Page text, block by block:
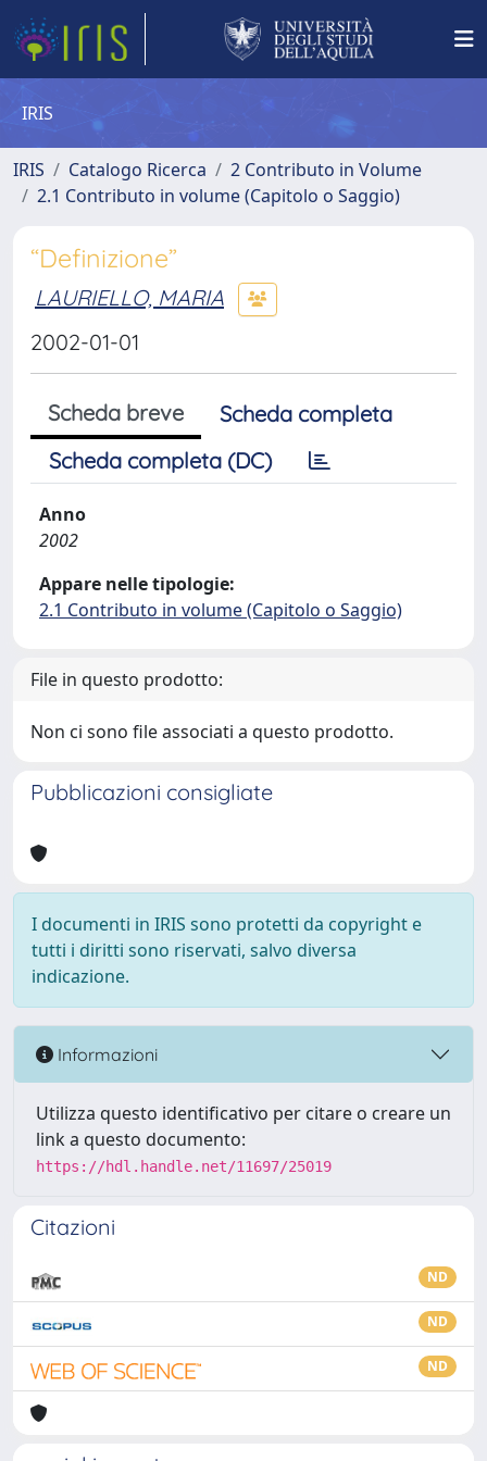
IRIS
IRIS Catalogo Ricerca
2 Contributo in Volume
2.1 Contributo in volume (Capitolo o Saggio)
“Definizione”
LAURIELLO, MARIA
2002-01-01
Scheda breve
Scheda completa
Scheda completa (DC)
Anno
2002
Appare nelle tipologie:
2.1 Contributo in volume (Capitolo o Saggio)
File in questo prodotto:
Non ci sono file associati a questo prodotto.
Pubblicazioni consigliate
I documenti in IRIS sono protetti da copyright e
tutti i diritti sono riservati, salvo diversa
indicazione.
Informazioni
Utilizza questo identificativo per citare o creare un
link a questo documento:
https://hdl.handle.net/11697/25019
Citazioni
ND
ND
ND